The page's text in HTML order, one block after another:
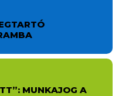
MUNKAJOG A